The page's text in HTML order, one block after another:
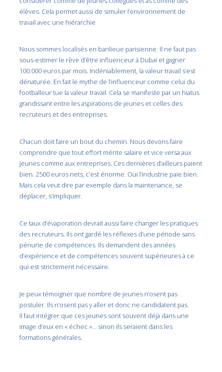
élèves. Cela permet aussi de simuler l’environnement de
travail avec une hiérarchie
Nous sommes localisés en banlieue parisienne. Il ne faut pas
sous-estimer le rêve d’être influenceur à Dubaï et gagner
100.000 euros par mois. Indéniablement, la valeur travail s’est
dénaturée. En fait le mythe de l’influenceur comme celui du
footballeur tue la valeur travail. Cela se manifeste par un hiatus
grandissant entre les aspirations de jeunes et celles des
recruteurs et des entreprises.
Chacun doit faire un bout du chemin. Nous devons faire
comprendre que tout effort mérite salaire et vice versa aux
jeunes comme aux entreprises. Ces dernières d’ailleurs paient
bien. 2500 euros nets, c’est énorme. Oui l’industrie paie bien.
Mais cela veut dire par exemple dans la maintenance, se
déplacer, s’impliquer.
Ce taux d’évaporation devrait aussi faire changer les pratiques
des recruteurs. Ils ont gardé les réflexes d’une période sans
pénurie de compétences. Ils demandent des années
d’expérience et de compétences souvent supérieures à ce
qui est strictement nécessaire.
Je peux témoigner que nombre de jeunes n’osent pas
postuler. Ils n’osent pas y aller et donc ne candidatent pas.
Il faut intégrer que ces jeunes sont souvent déjà dans une
image d’eux en « échec »… sinon ils seraient dans les
formations générales.